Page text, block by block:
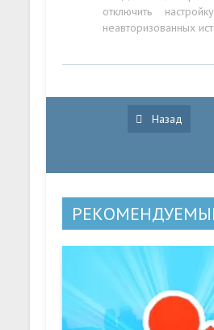
отключить
неавторизованных
Назад